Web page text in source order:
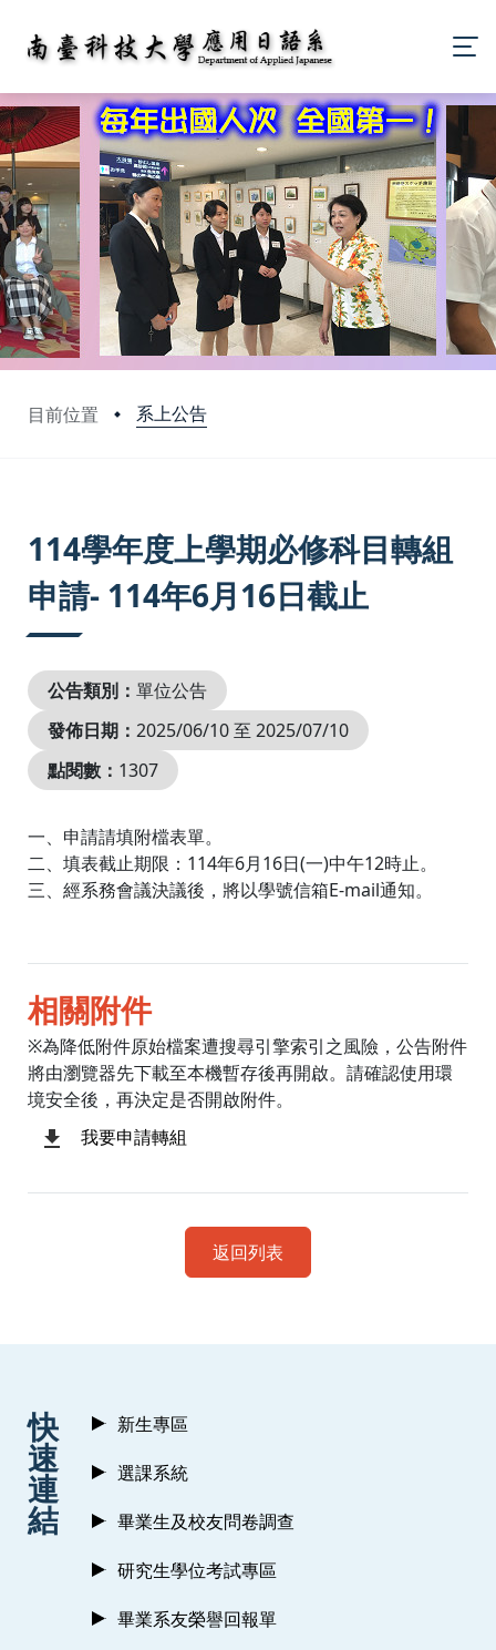
目前位置 系上公告
114學年度上學期必修科目轉組
申請- 114年6月16日截止
公告類別： 單位公告
發佈日期： 2025/06/10 至 2025/07/10
點閱數： 1307
一、申請請填附檔表單。
二、填表截止期限：114年6月16日(一)中午12時止。
三、經系務會議決議後，將以學號信箱E-mail通知。
相關附件
※為降低附件原始檔案遭搜尋引擎索引之風險，公告附件
將由瀏覽器先下載至本機暫存後再開啟。請確認使用環
境安全後，再決定是否開啟附件。
我要申請轉組
返回列表
快
速
連
結
新生專區
選課系統
畢業生及校友問卷調查
研究生學位考試專區
畢業系友榮譽回報單